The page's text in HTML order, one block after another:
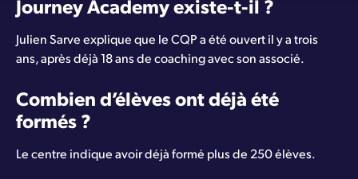
Journey Academy existe-t-il ?
Julien Sarve explique que le CQP a été ouvert il y a trois
ans, après déjà 18 ans de coaching avec son associé.
Combien d’élèves ont déjà été
formés ?
Le centre indique avoir déjà formé plus de 250 élèves.